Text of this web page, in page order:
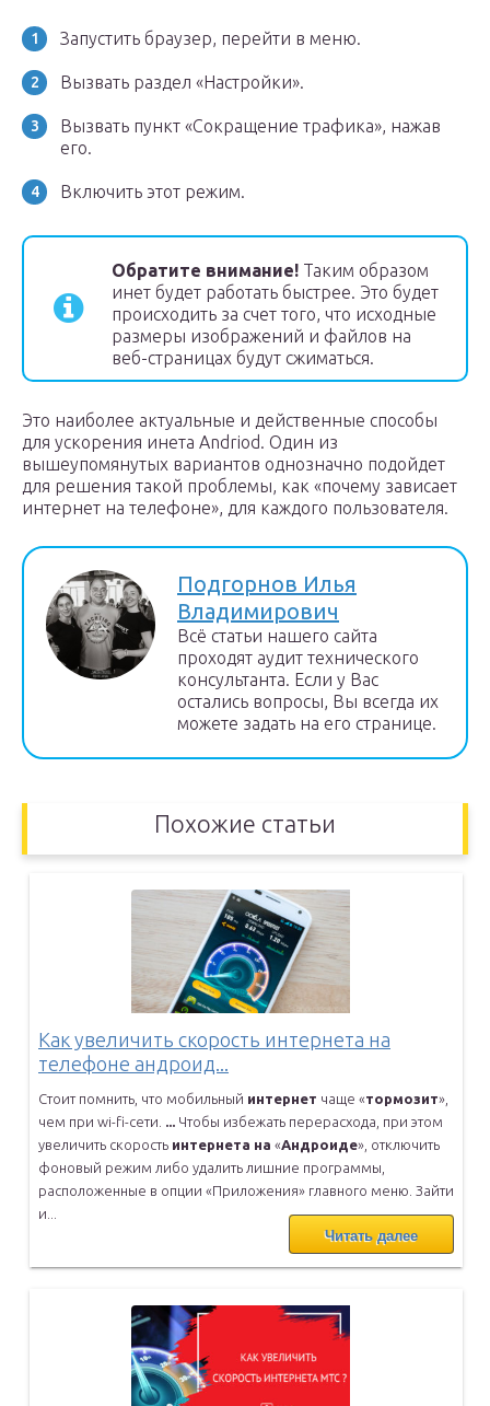
Запустить браузер, перейти в меню.
Вызвать раздел «Настройки».
Вызвать пункт «Сокращение трафика», нажав
его.
Включить этот режим.
Обратите внимание! Таким образом
инет будет работать быстрее. Это будет
происходить за счет того, что исходные
размеры изображений и файлов на
веб-страницах будут сжиматься.
Это наиболее актуальные и действенные способы
для ускорения инета Andriod. Один из
вышеупомянутых вариантов однозначно подойдет
для решения такой проблемы, как «почему зависает
интернет на телефоне», для каждого пользователя.
Подгорнов Илья
Владимирович
Всё статьи нашего сайта
проходят аудит технического
консультанта. Если у Вас
остались вопросы, Вы всегда их
можете задать на его странице.
Похожие статьи
Как увеличить скорость интернета на
телефоне андроид...
Стоит помнить, что мобильный интернет чаще «тормозит»,
чем при wi-fi-сети.
Чтобы избежать перерасхода, при этом
увеличить скорость интернета на «Андроиде», отключить
фоновый режим либо удалить лишние программы,
расположенные в опции «Приложения» главного меню. Зайти
и...
Читать далее